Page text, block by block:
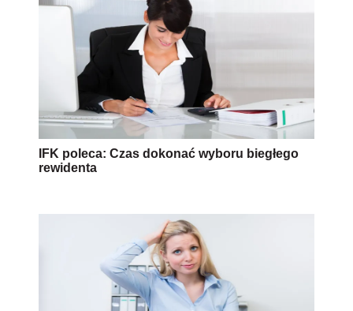
IFK poleca: Czas dokonać wyboru biegłego
rewidenta